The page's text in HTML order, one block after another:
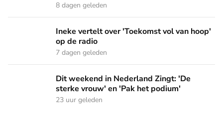
8 dagen geleden
Ineke vertelt over 'Toekomst vol van hoop' op de radio
Ineke vertelt over 'Toekomst vol van hoop'
op de radio
7 dagen geleden
Dit weekend in Nederland Zingt: 'De sterke vrouw' en 'Pak
Dit weekend in Nederland Zingt: 'De
sterke vrouw' en 'Pak het podium'
23 uur geleden